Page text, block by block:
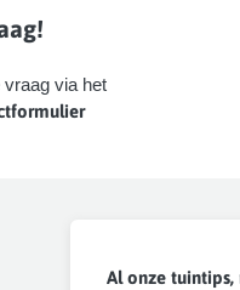
vraag via het
Al onze